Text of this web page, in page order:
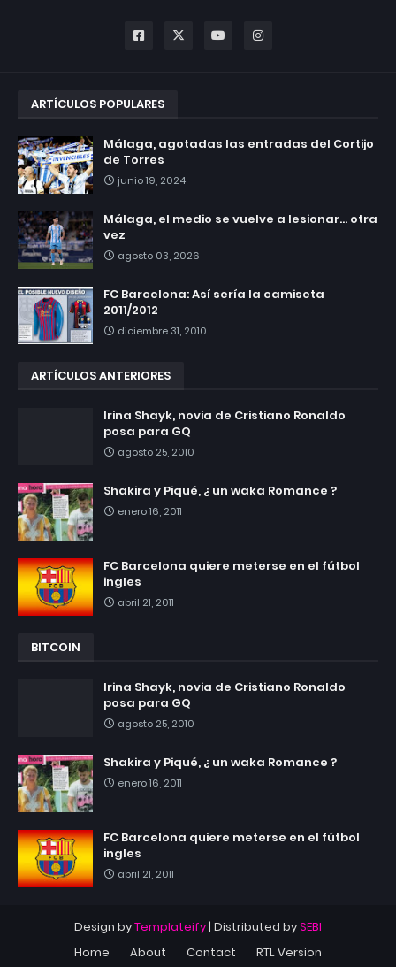
ARTÍCULOS POPULARES
Málaga, agotadas las entradas del Cortijo
de Torres
junio 19, 2024
Málaga, el medio se vuelve a lesionar... otra
vez
agosto 03, 2026
FC Barcelona: Así sería la camiseta
2011/2012
diciembre 31, 2010
ARTÍCULOS ANTERIORES
Irina Shayk, novia de Cristiano Ronaldo
posa para GQ
agosto 25, 2010
Shakira y Piqué, ¿ un waka Romance ?
enero 16, 2011
FC Barcelona quiere meterse en el fútbol
ingles
abril 21, 2011
BITCOIN
Irina Shayk, novia de Cristiano Ronaldo
posa para GQ
agosto 25, 2010
Shakira y Piqué, ¿ un waka Romance ?
enero 16, 2011
FC Barcelona quiere meterse en el fútbol
ingles
abril 21, 2011
Design byTemplateify| Distributed bySEBI
Home
About Contact RTL Version